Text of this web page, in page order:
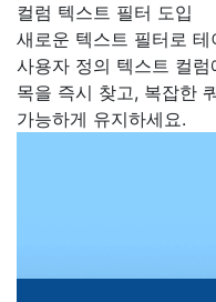
컬럼 텍스트 필터 도입
새로운 텍스트 필터로
사용자 정의 텍스트 컬
목을 즉시 찾고, 복잡한
가능하게 유지하세요.